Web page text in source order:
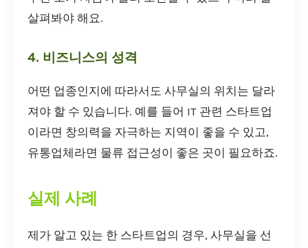
살펴봐야 해요.
4. 비즈니스의 성격
어떤 업종인지에 따라서도 사무실의 위치는 달라
져야 할 수 있습니다. 예를 들어 IT 관련 스타트업
이라면 창의력을 자극하는 지역이 좋을 수 있고,
유통업체라면 물류 접근성이 좋은 곳이 필요하죠.
실제 사례
제가 알고 있는 한 스타트업의 경우, 사무실을 선